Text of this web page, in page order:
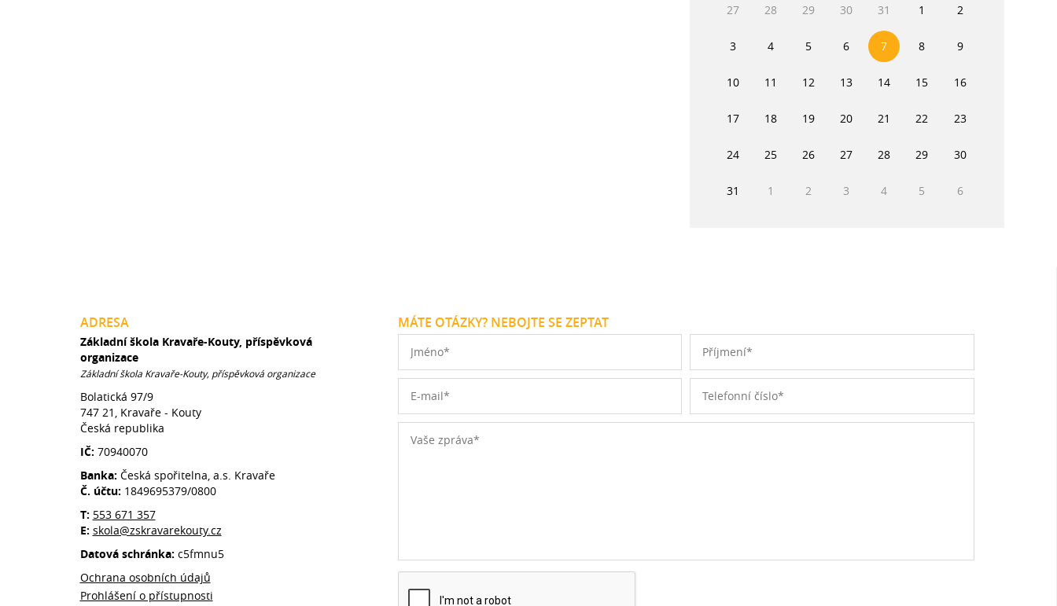
27 28 29 30 31 1 2
3 4 5 6 7 8 9
10 11 12 13 14 15 16
17 18 19 20 21 22 23
24 25 26 27 28 29 30
31 1 2 3 4 5 6
ADRESA
Základní škola Kravaře-Kouty, příspěvková
organizace
Základní škola Kravaře-Kouty, příspěvková organizace
Bolatická 97/9
747 21, Kravaře - Kouty
Česká republika
IČ: 70940070
Banka: Česká spořitelna, a.s. Kravaře
Č. účtu: 1849695379/0800
T: 553 671 357
E: skola@zskravarekouty.cz
Datová schránka: c5fmnu5
Ochrana osobních údajů
Prohlášení o přístupnosti
MÁTE OTÁZKY? NEBOJTE SE ZEPTAT